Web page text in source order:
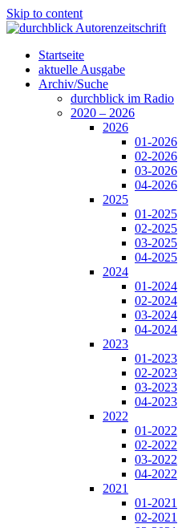
Skip to content
Startseite
aktuelle Ausgabe
Archiv/Suche
durchblick im Radio
2020 – 2026
2026
01-2026
02-2026
03-2026
04-2026
2025
01-2025
02-2025
03-2025
04-2025
2024
01-2024
02-2024
03-2024
04-2024
2023
01-2023
02-2023
03-2023
04-2023
2022
01-2022
02-2022
03-2022
04-2022
2021
01-2021
02-2021